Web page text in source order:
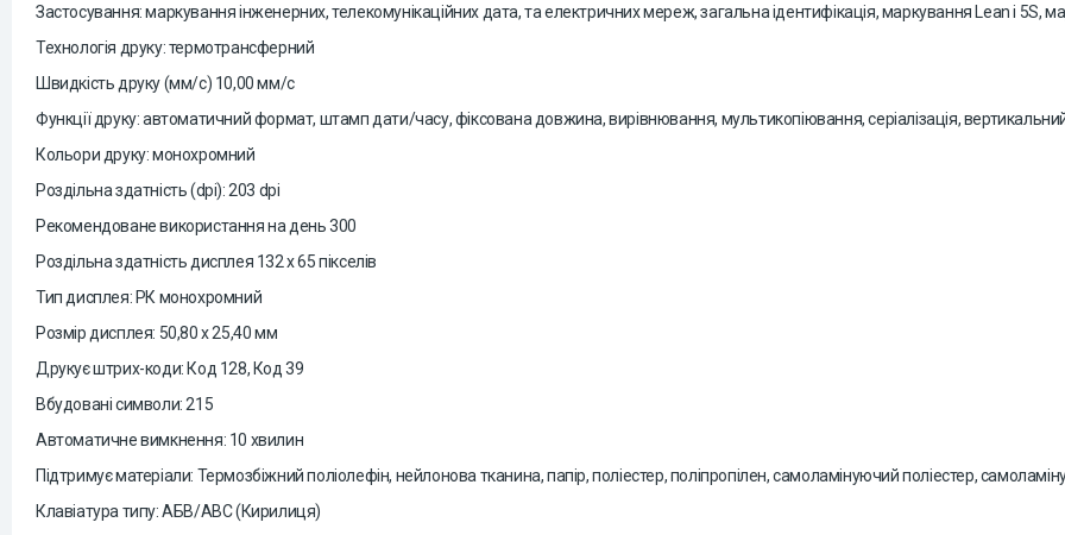
Застосування: маркування інженерних, телекомунікаційних дата, та електричних мереж, загальна ідентифікація, маркування Lean і 5S,
Технологія друку: термотрансферний
Швидкість друку (мм/с) 10,00 мм/с
Функції друку: автоматичний формат, штамп дати/часу, фіксована довжина, вирівнювання, мультикопіювання, серіалізація,
Кольори друку: монохромний
Роздільна здатність (dpi): 203 dpi
Рекомендоване використання на день 300
Роздільна здатність дисплея 132 x 65 пікселів
Тип дисплея: РК монохромний
Розмір дисплея: 50,80 x 25,40 мм
Друкує штрих-коди: Код 128, Код 39
Вбудовані символи: 215
Автоматичне вимкнення: 10 хвилин
Підтримує матеріали: Термозбіжний поліолефін, нейлонова тканина, папір, поліестер, поліпропілен, самоламінуючий поліестер,
Клавіатура типу: АБВ/ABC (Кирилиця)